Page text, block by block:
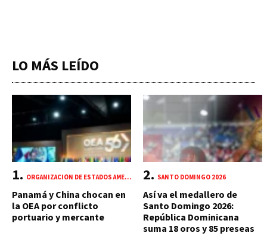
LO MÁS LEÍDO
ORGANIZACIÓN DE ESTADOS AMERICANOS (OEA)
Panamá y China chocan en
la OEA por conflicto
portuario y mercante
SANTO DOMINGO 2026
Así va el medallero de
Santo Domingo 2026:
República Dominicana
suma 18 oros y 85 preseas